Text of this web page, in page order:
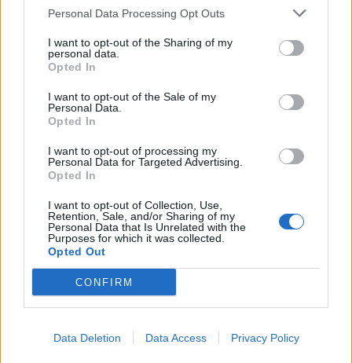
Personal Data Processing Opt Outs
I want to opt-out of the Sharing of my
personal data.
Opted In
I want to opt-out of the Sale of my
Personal Data.
Opted In
I want to opt-out of processing my
Personal Data for Targeted Advertising.
Opted In
I want to opt-out of Collection, Use,
Retention, Sale, and/or Sharing of my
Personal Data that Is Unrelated with the
Purposes for which it was collected.
Opted Out
CONFIRM
Data Deletion Data Access Privacy Policy
Φωτ.: Αφροδίτη Μιχαηλίδου
Mε το ένα τσιγάρο πίσω απ’ το άλλο και με ένα
ζεστό καφέ, βρεθήκαμε να μιλάμε με τον Γιάννη
Μπουτάρη για την ιστορία και τον πολυπολιτισμικό
απώλεια της ζωής του, και για τις μνήμες από μια